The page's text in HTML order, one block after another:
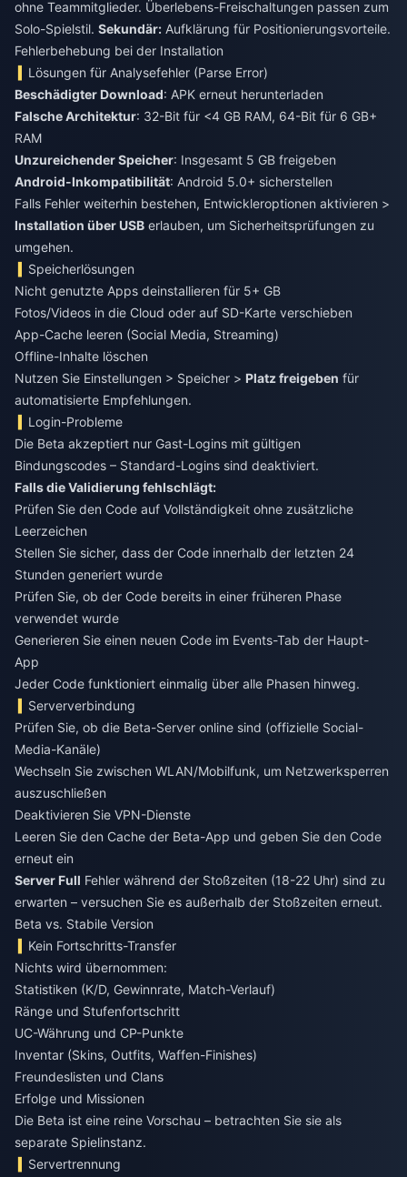
ohne Teammitglieder. Überlebens-Freischaltungen passen zum
Solo-Spielstil. Sekundär: Aufklärung für Positionierungsvorteile.
Fehlerbehebung bei der Installation
Lösungen für Analysefehler (Parse Error)
Beschädigter Download: APK erneut herunterladen
Falsche Architektur: 32-Bit für <4 GB RAM, 64-Bit für 6 GB+
RAM
Unzureichender Speicher: Insgesamt 5 GB freigeben
Android-Inkompatibilität: Android 5.0+ sicherstellen
Falls Fehler weiterhin bestehen, Entwickleroptionen aktivieren >
Installation über USB erlauben, um Sicherheitsprüfungen zu
umgehen.
Speicherlösungen
Nicht genutzte Apps deinstallieren für 5+ GB
Fotos/Videos in die Cloud oder auf SD-Karte verschieben
App-Cache leeren (Social Media, Streaming)
Offline-Inhalte löschen
Nutzen Sie Einstellungen > Speicher > Platz freigeben für
automatisierte Empfehlungen.
Login-Probleme
Die Beta akzeptiert nur Gast-Logins mit gültigen
Bindungscodes – Standard-Logins sind deaktiviert.
Falls die Validierung fehlschlägt:
Prüfen Sie den Code auf Vollständigkeit ohne zusätzliche
Leerzeichen
Stellen Sie sicher, dass der Code innerhalb der letzten 24
Stunden generiert wurde
Prüfen Sie, ob der Code bereits in einer früheren Phase
verwendet wurde
Generieren Sie einen neuen Code im Events-Tab der Haupt-
App
Jeder Code funktioniert einmalig über alle Phasen hinweg.
Serververbindung
Prüfen Sie, ob die Beta-Server online sind (offizielle Social-
Media-Kanäle)
Wechseln Sie zwischen WLAN/Mobilfunk, um Netzwerksperren
auszuschließen
Deaktivieren Sie VPN-Dienste
Leeren Sie den Cache der Beta-App und geben Sie den Code
erneut ein
Server Full Fehler während der Stoßzeiten (18-22 Uhr) sind zu
erwarten – versuchen Sie es außerhalb der Stoßzeiten erneut.
Beta vs. Stabile Version
Kein Fortschritts-Transfer
Nichts wird übernommen:
Statistiken (K/D, Gewinnrate, Match-Verlauf)
Ränge und Stufenfortschritt
UC-Währung und CP-Punkte
Inventar (Skins, Outfits, Waffen-Finishes)
Freundeslisten und Clans
Erfolge und Missionen
Die Beta ist eine reine Vorschau – betrachten Sie sie als
separate Spielinstanz.
Servertrennung